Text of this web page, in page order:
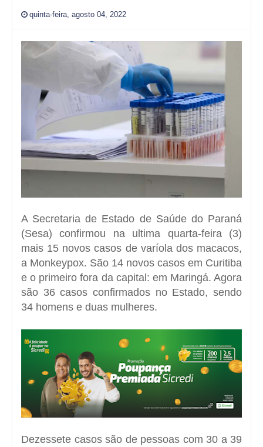
quinta-feira, agosto 04, 2022
A Secretaria de Estado de Saúde do Paraná
(Sesa) confirmou na ultima quarta-feira (3)
mais 15 novos casos de varíola dos macacos,
a Monkeypox. São 14 novos casos em Curitiba
e o primeiro fora da capital: em Maringá. Agora
são 36 casos confirmados no Estado, sendo
34 homens e duas mulheres.
Dezessete casos são de pessoas com 30 a 39